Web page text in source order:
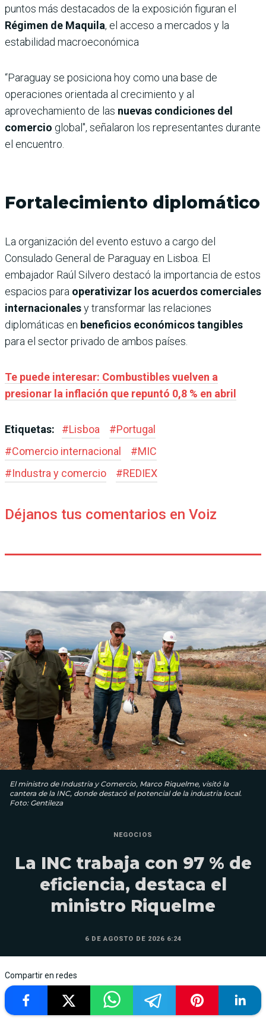
puntos más destacados de la exposición figuran el
Régimen de Maquila, el acceso a mercados y la
estabilidad macroeconómica
“Paraguay se posiciona hoy como una base de
operaciones orientada al crecimiento y al
aprovechamiento de las nuevas condiciones del
comercio global", señalaron los representantes durante
el encuentro.
Fortalecimiento diplomático
La organización del evento estuvo a cargo del
Consulado General de Paraguay en Lisboa. El
embajador Raúl Silvero destacó la importancia de estos
espacios para operativizar los acuerdos comerciales
internacionalesy transformar las relaciones
diplomáticas en beneficios económicos tangibles
para el sector privado de ambos países.
Te puede interesar: Combustibles vuelven a
presionar la inflación que repuntó 0,8 % en abril
Etiquetas: #Lisboa #Portugal
#Comercio internacional #MIC
#Industra y comercio #REDIEX
Déjanos tus comentarios en Voiz
El ministro de Industria y Comercio, Marco Riquelme, visitó la
cantera de la INC, donde destacó el potencial de la industria local.
Foto: Gentileza
NEGOCIOS
La INC trabaja con 97 % de
eficiencia, destaca el
ministro Riquelme
6 DE AGOSTO DE 2026 6:24
Compartir en redes